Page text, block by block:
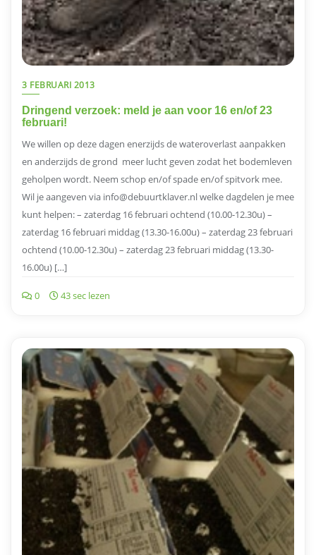
3 FEBRUARI 2013
Dringend verzoek: meld je aan voor 16 en/of 23
februari!
We willen op deze dagen enerzijds de wateroverlast aanpakken
en anderzijds de grond meer lucht geven zodat het bodemleven
geholpen wordt. Neem schop en/of spade en/of spitvork mee.
Wil je aangeven via info@debuurtklaver.nl welke dagdelen je mee
kunt helpen: – zaterdag 16 februari ochtend (10.00-12.30u) –
zaterdag 16 februari middag (13.30-16.00u) – zaterdag 23 februari
ochtend (10.00-12.30u) – zaterdag 23 februari middag (13.30-
16.00u) […]
0 43 sec lezen